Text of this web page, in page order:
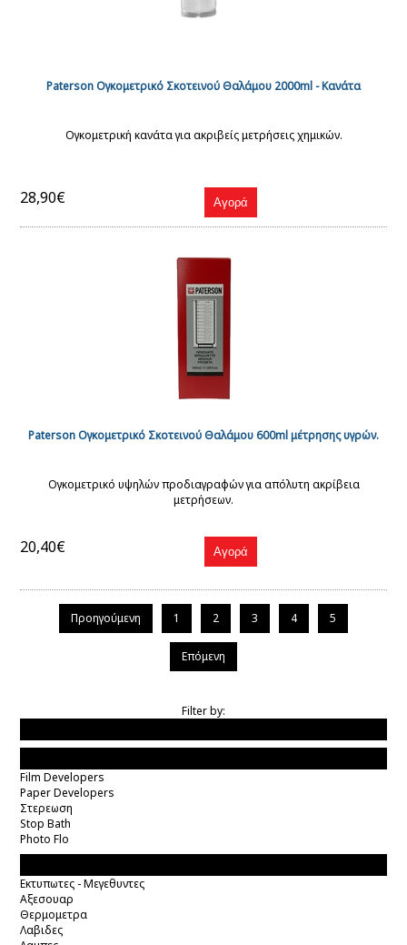
Paterson Ογκομετρικό Σκοτεινού Θαλάμου 2000ml - Κανάτα
Ογκομετρική κανάτα για ακριβείς μετρήσεις χημικών.
28,90€
Paterson Ογκομετρικό Σκοτεινού Θαλάμου 600ml μέτρησης υγρών.
Ογκομετρικό υψηλών προδιαγραφών για απόλυτη ακρίβεια
μετρήσεων.
20,40€
Προηγούμενη 1 2 3 4 5
Επόμενη
Filter by:
Film Developers
Paper Developers
Στερεωση
Stop Bath
Photo Flo
Εκτυπωτες - Μεγεθυντες
Αξεσουαρ
Θερμομετρα
Λαβιδες